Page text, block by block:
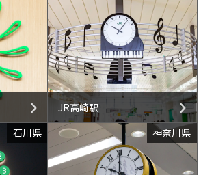
JR高崎駅
石川県
神奈川県